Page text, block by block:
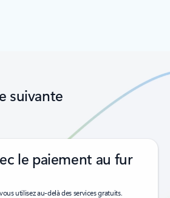
suivante
le paiement au fur
utilisez au-delà des services gratuits.